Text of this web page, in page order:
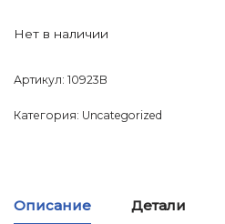
Нет в наличии
Артикул: 10923B
Категория: Uncategorized
Описание Детали